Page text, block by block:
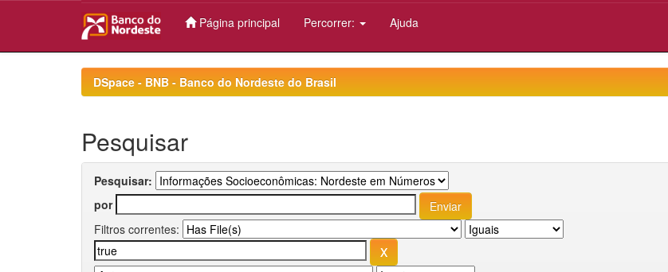
Página principal Percorrer: Ajuda
DSpace - BNB - Banco do Nordeste do Brasil
Pesquisar
Pesquisar:
por
Filtros correntes: